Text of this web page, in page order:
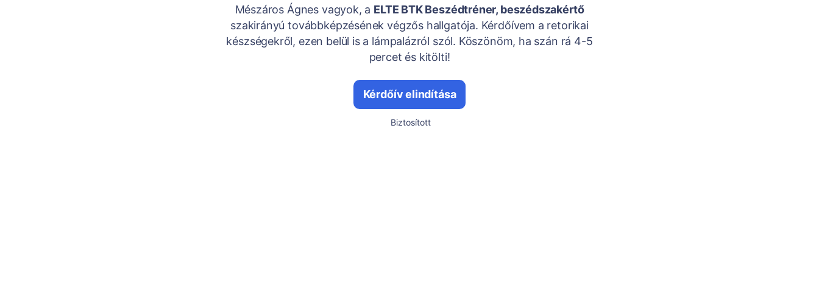
Mészáros Ágnes vagyok, a ELTE BTK Beszédtréner, beszédszakértő
szakirányú továbbképzésének végzős hallgatója. Kérdőívem a retorikai
készségekről, ezen belül is a lámpalázról szól. Köszönöm, ha szán rá 4-5
percet és kitölti!
Kérdőív elindítása
Biztosított